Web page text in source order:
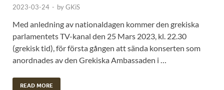
2023-03-24 - byGKiS
Med anledning av nationaldagen kommer den grekiska
parlamentets TV-kanal den 25 Mars 2023, kl. 22.30
(grekisk tid), för första gången att sända konserten som
anordnades av den Grekiska Ambassaden i …
READ MORE